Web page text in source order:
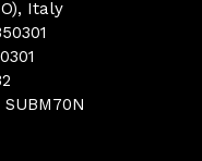
Italy